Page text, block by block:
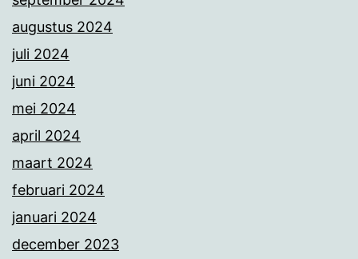
augustus 2024
juli 2024
juni 2024
mei 2024
april 2024
maart 2024
februari 2024
januari 2024
december 2023